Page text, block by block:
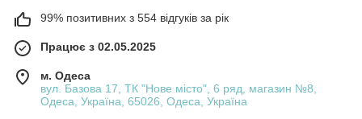
99% позитивних з 554 відгуків за рік
Працює з 02.05.2025
м. Одеса
вул. Базова 17, ТК "Нове місто", 6 ряд, магазин №8,
Одеса, Україна, 65026, Одеса, Україна